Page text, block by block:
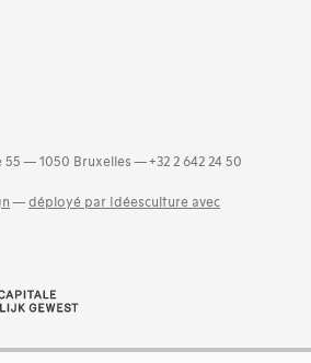
55 — 1050 Bruxelles — +32 2 642 24 50
— déployé par Idéesculture avec